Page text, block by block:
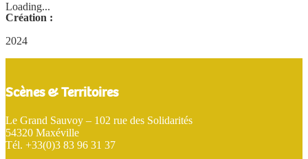
Loading...
Création :
2024
Scènes & Territoires
Le Grand Sauvoy – 102 rue des Solidarités
54320 Maxéville
Tél. +33(0)3 83 96 31 37